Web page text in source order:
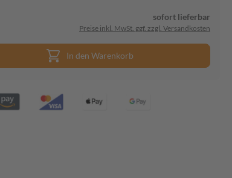
sofort lieferbar
Preise inkl. MwSt. ggf. zzgl. Versandkosten
In den Warenkorb